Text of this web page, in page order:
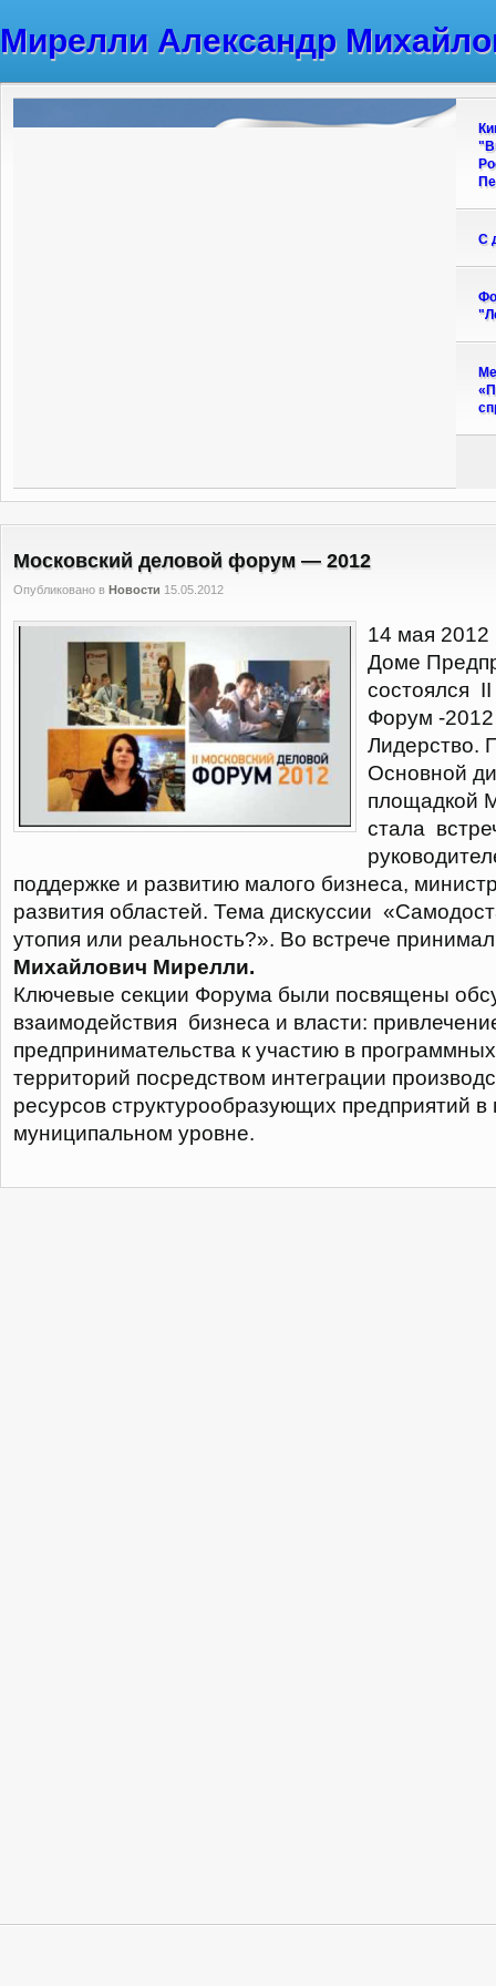
Мирелли Александр
С
Московский деловой форум — 2012
Опубликовано в Новости 15.05.2012
14 мая 2012
Доме
состоялся
Форум -
Лидерство.
Основной
площадкой
стала
поддержке и развитию малого бизнеса,
развития областей. Тема дискуссии
утопия или реальность?». Во встрече
Михайлович Мирелли.
Ключевые секции Форума были посвящены
взаимодействия бизнеса и власти:
предпринимательства к участию в
территорий посредством интеграции
ресурсов структурообразующих предприятий
муниципальном уровне.